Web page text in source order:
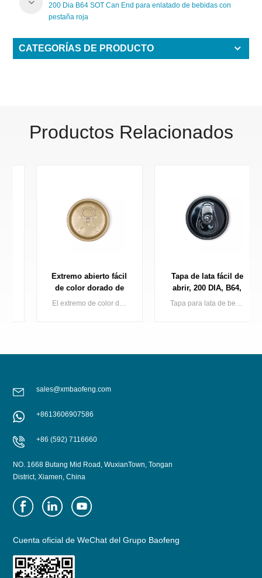
200 Dia B64 SOT Can End para enlatado de bebidas con
pestaña roja
CATEGORÍAS DE PRODUCTO
Productos Relacionados
Extremo abierto fácil
de color dorado de
alta calidad paraEl extremo de color dorado hace que su lata de bebidas brille en el estante, Baofeng ofrece una serie completa de extremos de latas doradas que incluyen dorado claro, dorado oscuro.
Tapa de lata fácil de
abrir, 200 DIA, B64,
extremo para lata de
Tapa para lata de bebidas de aluminio de 200 mm de diámetro, con revestimiento negro y fácil apertura, precio de fábrica.
sales@xmbaofeng.com
+8613606907586
+86 (592) 7116660
NO. 1668 Butang Mid Road, WuxianTown, Tongan
District, Xiamen, China
Cuenta oficial de WeChat del Grupo Baofeng